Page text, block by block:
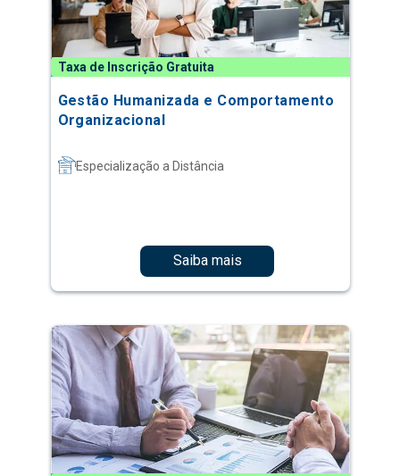
Taxa de Inscrição Gratuita
Gestão Humanizada e Comportamento
Organizacional
Especialização a Distância
Saiba mais